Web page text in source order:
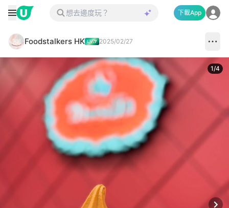
下載App
Foodstalkers HK 2025/02/27
1/4